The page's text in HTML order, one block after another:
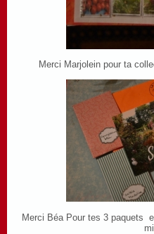
Merci Marjolein pour ta
Merci Béa Pour tes 3 paquets